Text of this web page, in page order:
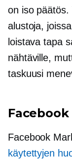
on iso päätös.
alustoja,
loistava tapa
nähtäville,
taskuusi
Facebook
käytettyjen